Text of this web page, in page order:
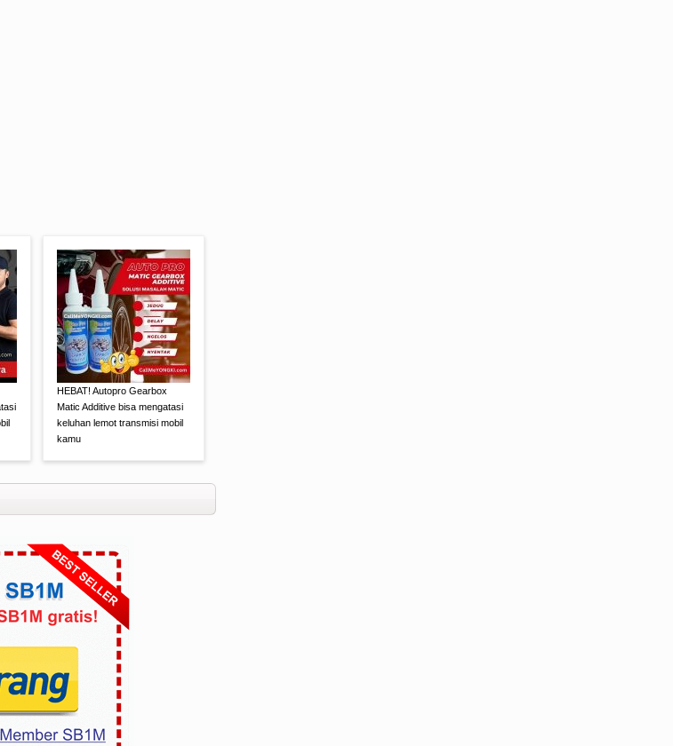
HEBAT! Autopro Gearbox
Matic Additive bisa mengatasi
keluhan lemot transmisi mobil
kamu